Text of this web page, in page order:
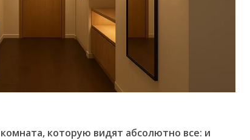
которую видят абсолютно все: и